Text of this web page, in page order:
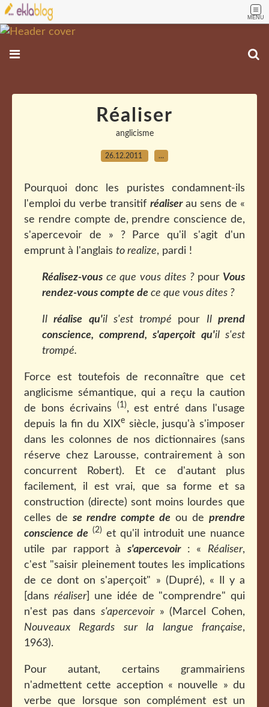
MENU
Réaliser
anglicisme
26.12.2011 …
Pourquoi donc les puristes condamnent-ils
l'emploi du verbe transitif réaliserau sens de «
se rendre compte de, prendre conscience de,
s'apercevoir de » ? Parce qu'il s'agit d'un
emprunt à l'anglais to realize, pardi !
Réalisez-vous ce que vous dites ? pour Vous
rendez-vous compte de ce que vous dites ?
Ilréalise qu'il s'est trompé pour Ilprend
conscience, comprend, s'aperçoit qu'il s'est
trompé.
Force est toutefois de reconnaître que cet
anglicisme sémantique, qui a reçu la caution
de bons écrivains
(1), est entré dans l'usage
depuis la fin du XIXesiècle, jusqu'à s'imposer
dans les colonnes de nos dictionnaires (sans
réserve chez Larousse, contrairement à son
concurrent Robert). Et ce d'autant plus
facilement, il est vrai, que sa forme et sa
construction (directe) sont moins lourdes que
celles de se rendre compte de ou de prendre
conscience de (2) et qu'il introduit une nuance
utile par rapport à s'apercevoir: « Réaliser,
c'est "saisir pleinement toutes les implications
de ce dont on s'aperçoit" » (Dupré), « Il y a
[dans réaliser] une idée de "comprendre" qui
n'est pas dans s'apercevoir» (Marcel Cohen,
Nouveaux Regards sur la langue française,
1963).
Pour autant, certains grammairiens
n'admettent cette acception « nouvelle » du
verbe que lorsque son complément est un